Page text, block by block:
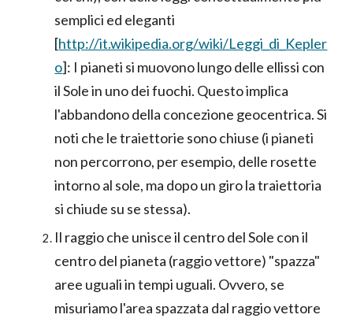
semplici ed eleganti
[http://it.wikipedia.org/wiki/Leggi_di_Kepler
o]: I pianeti si muovono lungo delle ellissi con
il Sole in uno dei fuochi. Questo implica
l'abbandono della concezione geocentrica. Si
noti che le traiettorie sono chiuse (i pianeti
non percorrono, per esempio, delle rosette
intorno al sole, ma dopo un giro la traiettoria
si chiude su se stessa).
Il raggio che unisce il centro del Sole con il
centro del pianeta (raggio vettore) "spazza"
aree uguali in tempi uguali. Ovvero, se
misuriamo l'area spazzata dal raggio vettore